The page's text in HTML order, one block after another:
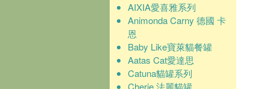
AIXIA愛喜雅系列
Animonda Carny 德國 卡
恩
Baby Like寶萊貓餐罐
Aatas Cat愛達思
Catuna貓罐系列
Cherie 法麗貓罐